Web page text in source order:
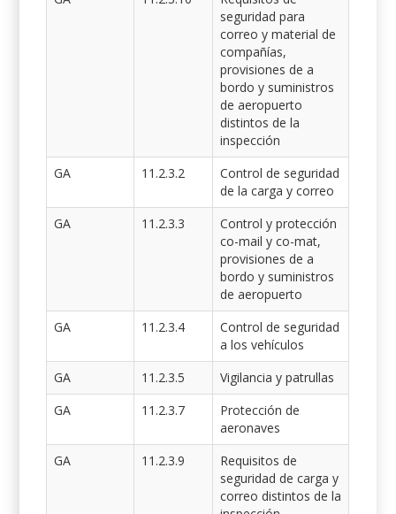
seguridad para
correo y material de
compañías,
provisiones de a
bordo y suministros
de aeropuerto
distintos de la
inspección
GA
11.2.3.2
Control de seguridad
de la carga y correo
GA
11.2.3.3
Control y protección
co-mail y co-mat,
provisiones de a
bordo y suministros
de aeropuerto
GA
11.2.3.4
Control de seguridad
a los vehículos
GA
11.2.3.5
Vigilancia y patrullas
GA
11.2.3.7
Protección de
aeronaves
GA
11.2.3.9
Requisitos de
seguridad de carga y
correo distintos de la